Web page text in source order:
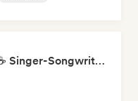
Cozy Coffeehouse ☕ Singer-Songwriter, Indie Folk & Acoustic